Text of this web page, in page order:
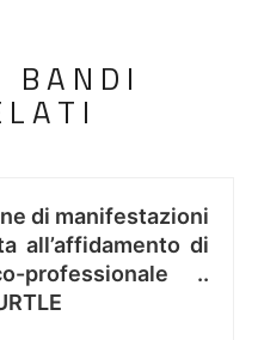
BANDI
di manifestazioni
all’affidamento di
professionale ..